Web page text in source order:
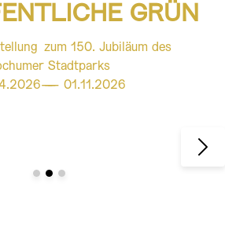
GRÜN
zum 150. Jubiläum des
Stadtparks
——— 01.11.2026